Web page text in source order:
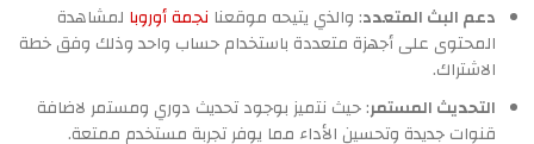
دعم البث المتعدد: والذي يتيحه موقعنا نجمة أوروبا لمشاهدة
المحتوى على أجهزة متعددة باستخدام حساب واحد وذلك وفق خطة
الاشتراك.
التحديث المستمر: حيث نتميز بوجود تحديث دوري ومستمر لاضافة
قنوات جديدة وتحسين الأداء مما يوفر تجربة مستخدم ممتعة.